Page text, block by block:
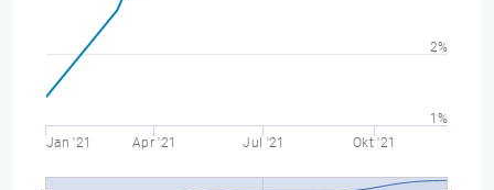
Jan '21 Apr '21 Jul '21 Okt '21
1%
2%